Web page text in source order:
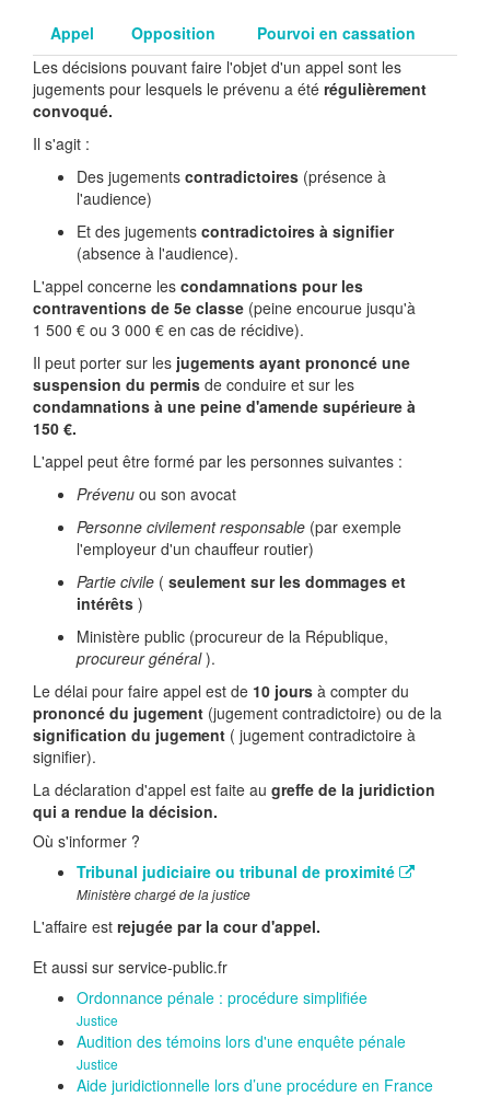
Appel Opposition
Pourvoi en cassation
Les décisions pouvant faire l'objet d'un appel sont les
jugements pour lesquels le prévenu a été régulièrement
convoqué.
Il s'agit :
Des jugements contradictoires (présence à
l'audience)
Et des jugements contradictoires à signifier
(absence à l'audience).
L'appel concerne les condamnations pour les
contraventions de 5e classe (peine encourue jusqu'à
1 500 € ou 3 000 € en cas de récidive).
Il peut porter sur les jugements ayant prononcé une
suspension du permis de conduire et sur les
condamnations à une peine d'amende supérieure à
150 €.
L'appel peut être formé par les personnes suivantes :
Prévenu ou son avocat
Personne civilement responsable (par exemple
l'employeur d'un chauffeur routier)
Partie civile ( seulement sur les dommages et
intérêts )
Ministère public (procureur de la République,
procureur général ).
Le délai pour faire appel est de 10 jours à compter du
prononcé du jugement (jugement contradictoire) ou de la
signification du jugement ( jugement contradictoire à
signifier).
La déclaration d'appel est faite au greffe de la juridiction
qui a rendue la décision.
Où s'informer ?
Tribunal judiciaire ou tribunal de proximité
Ministère chargé de la justice
L'affaire est rejugée par la cour d'appel.
Et aussi sur service-public.fr
Ordonnance pénale : procédure simplifiée
Justice
Audition des témoins lors d'une enquête pénale
Justice
Aide juridictionnelle lors d’une procédure en France